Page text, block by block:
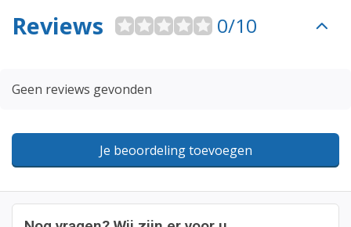
Reviews 0/10
Geen reviews gevonden
Je beoordeling toevoegen